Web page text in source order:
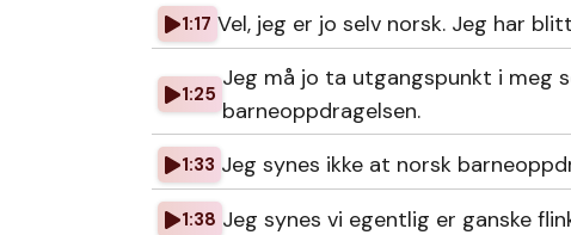
1:17 Vel, jeg er jo selv norsk. Jeg har
1:25
Jeg må jo ta utgangspunkt i meg
barneoppdragelsen.
1:33 Jeg synes ikke at norsk
1:38 Jeg synes vi egentlig er ganske